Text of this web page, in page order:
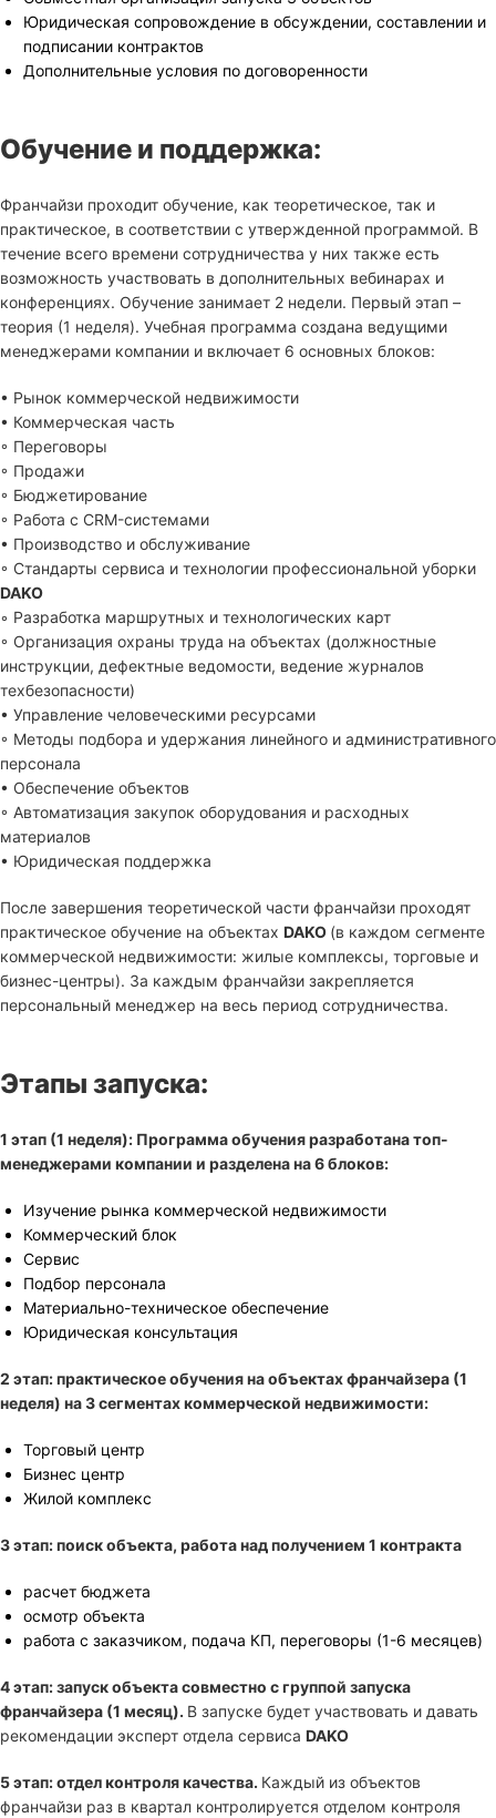
Юридическая сопровождение в обсуждении, составлении и
подписании контрактов
Дополнительные условия по договоренности
Обучение и поддержка:
Франчайзи проходит обучение, как теоретическое, так и
практическое, в соответствии с утвержденной программой. В
течение всего времени сотрудничества у них также есть
возможность участвовать в дополнительных вебинарах и
конференциях. Обучение занимает 2 недели. Первый этап –
теория (1 неделя). Учебная программа создана ведущими
менеджерами компании и включает 6 основных блоков:
• Рынок коммерческой недвижимости
• Коммерческая часть
◦ Переговоры
◦ Продажи
◦ Бюджетирование
◦ Работа с CRM-системами
• Производство и обслуживание
◦ Стандарты сервиса и технологии профессиональной уборки
DAKO
◦ Разработка маршрутных и технологических карт
◦ Организация охраны труда на объектах (должностные
инструкции, дефектные ведомости, ведение журналов
техбезопасности)
• Управление человеческими ресурсами
◦ Методы подбора и удержания линейного и административного
персонала
• Обеспечение объектов
◦ Автоматизация закупок оборудования и расходных
материалов
• Юридическая поддержка
После завершения теоретической части франчайзи проходят
практическое обучение на объектах DAKO (в каждом сегменте
коммерческой недвижимости: жилые комплексы, торговые и
бизнес-центры). За каждым франчайзи закрепляется
персональный менеджер на весь период сотрудничества.
Этапы запуска:
1 этап (1 неделя): Программа обучения разработана топ-
менеджерами компании и разделена на 6 блоков:
Изучение рынка коммерческой недвижимости
Коммерческий блок
Сервис
Подбор персонала
Материально-техническое обеспечение
Юридическая консультация
2 этап: практическое обучения на объектах франчайзера (1
неделя) на 3 сегментах коммерческой недвижимости:
Торговый центр
Бизнес центр
Жилой комплекс
3 этап: поиск объекта, работа над получением 1 контракта
расчет бюджета
осмотр объекта
работа с заказчиком, подача КП, переговоры (1-6 месяцев)
4 этап: запуск объекта совместно с группой запуска
франчайзера (1 месяц). В запуске будет участвовать и давать
рекомендации эксперт отдела сервиса DAKO
5 этап: отдел контроля качества. Каждый из объектов
франчайзи раз в квартал контролируется отделом контроля